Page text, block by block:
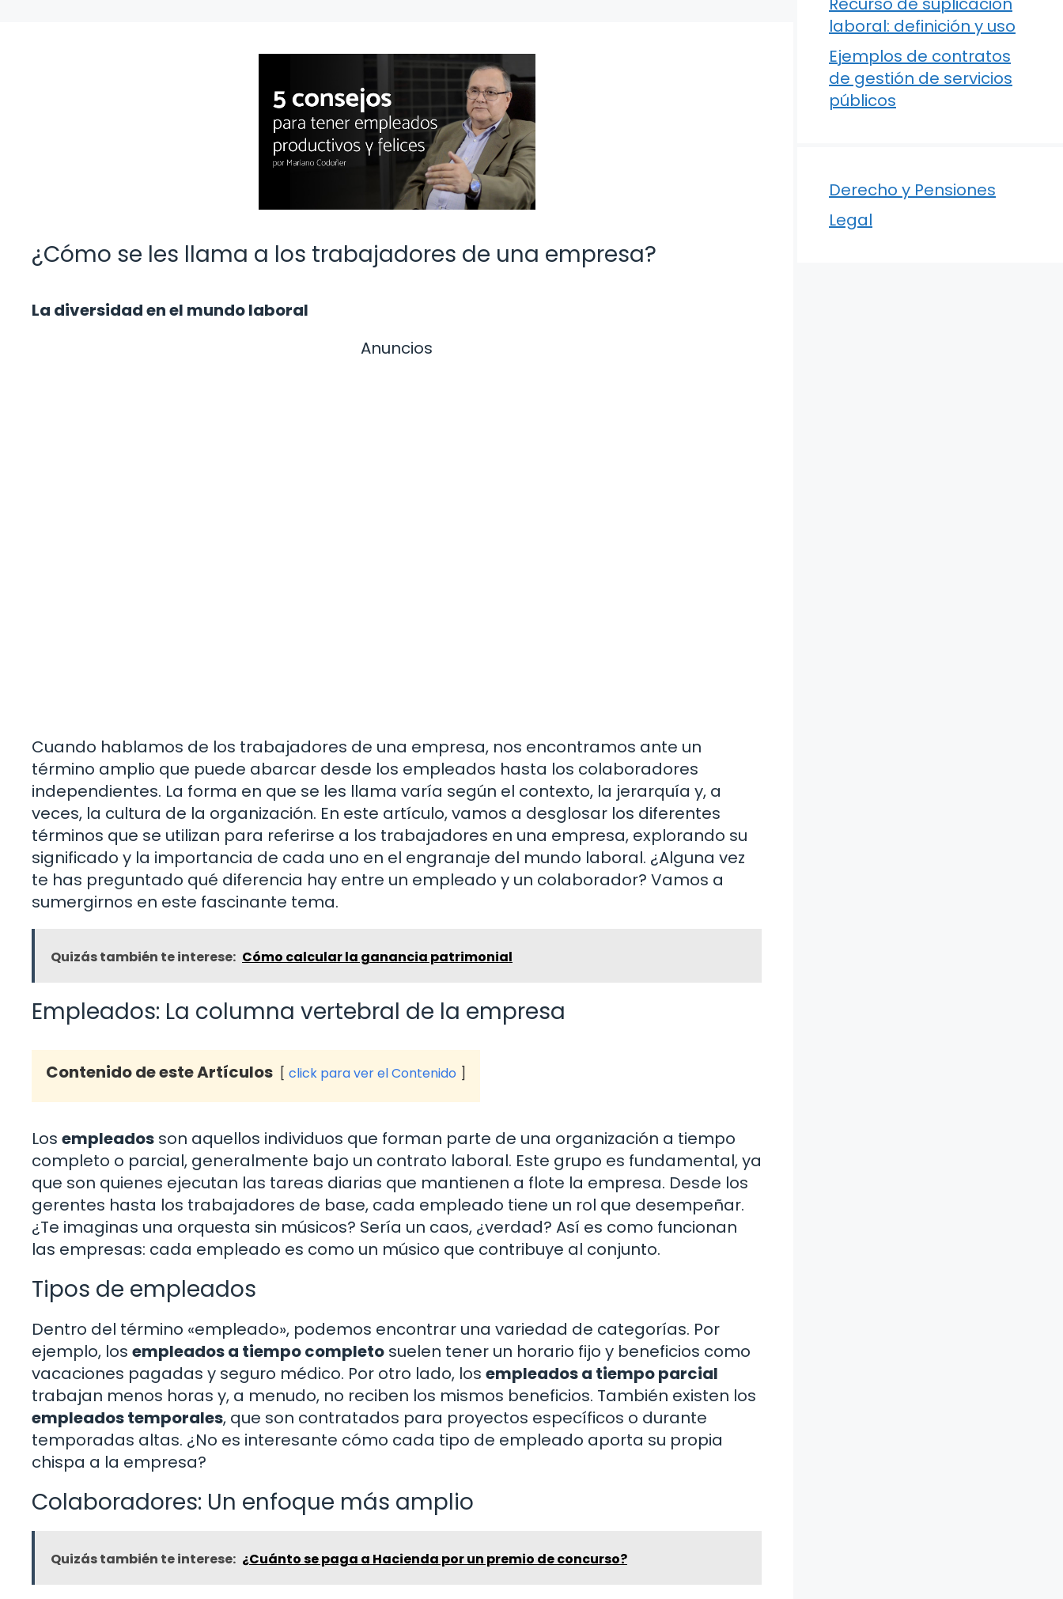
¿Cómo se les llama a los trabajadores de una empresa?
La diversidad en el mundo laboral
Anuncios
Cuando hablamos de los trabajadores de una empresa, nos encontramos ante un
término amplio que puede abarcar desde los empleados hasta los colaboradores
independientes. La forma en que se les llama varía según el contexto, la jerarquía y, a
veces, la cultura de la organización. En este artículo, vamos a desglosar los diferentes
términos que se utilizan para referirse a los trabajadores en una empresa, explorando su
significado y la importancia de cada uno en el engranaje del mundo laboral. ¿Alguna vez
te has preguntado qué diferencia hay entre un empleado y un colaborador? Vamos a
sumergirnos en este fascinante tema.
Quizás también te interese: Cómo calcular la ganancia patrimonial
Empleados: La columna vertebral de la empresa
Contenido de este Artículos click para ver el Contenido
Los empleados son aquellos individuos que forman parte de una organización a tiempo
completo o parcial, generalmente bajo un contrato laboral. Este grupo es fundamental, ya
que son quienes ejecutan las tareas diarias que mantienen a flote la empresa. Desde los
gerentes hasta los trabajadores de base, cada empleado tiene un rol que desempeñar.
¿Te imaginas una orquesta sin músicos? Sería un caos, ¿verdad? Así es como funcionan
las empresas: cada empleado es como un músico que contribuye al conjunto.
Tipos de empleados
Dentro del término «empleado», podemos encontrar una variedad de categorías. Por
ejemplo, los empleados a tiempo completo suelen tener un horario fijo y beneficios como
vacaciones pagadas y seguro médico. Por otro lado, los empleados a tiempo parcial
trabajan menos horas y, a menudo, no reciben los mismos beneficios. También existen los
empleados temporales, que son contratados para proyectos específicos o durante
temporadas altas. ¿No es interesante cómo cada tipo de empleado aporta su propia
chispa a la empresa?
Colaboradores: Un enfoque más amplio
Quizás también te interese: ¿Cuánto se paga a Hacienda por un premio de concurso?
laboral: definición y uso
Ejemplos de contratos
de gestión de servicios
públicos
Derecho y Pensiones
Legal